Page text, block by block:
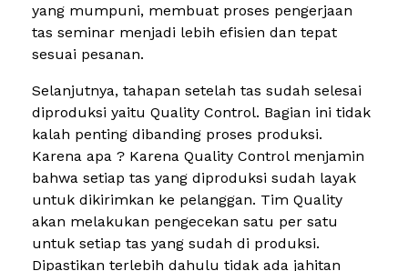
yang mumpuni, membuat proses pengerjaan
tas seminar menjadi lebih efisien dan tepat
sesuai pesanan.
Selanjutnya, tahapan setelah tas sudah selesai
diproduksi yaitu Quality Control. Bagian ini tidak
kalah penting dibanding proses produksi.
Karena apa ? Karena Quality Control menjamin
bahwa setiap tas yang diproduksi sudah layak
untuk dikirimkan ke pelanggan. Tim Quality
akan melakukan pengecekan satu per satu
untuk setiap tas yang sudah di produksi.
Dipastikan terlebih dahulu tidak ada jahitan